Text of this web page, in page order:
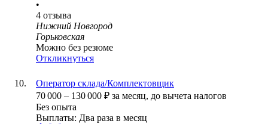
•
4 отзыва
Нижний Новгород
Горьковская
Можно без резюме
Откликнуться
Оператор склада/Комплектовщик
70 000 – 130 000 ₽ за месяц, до вычета налогов
Без опыта
Выплаты: Два раза в месяц